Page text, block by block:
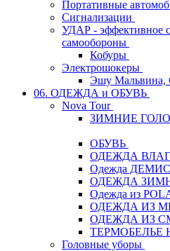
Портативные
Сигнализации
УДАР - эффективное
самообороны
Кобуры
Электрошокеры
Эшу Мальвина,
06. ОДЕЖДА и ОБУВЬ
Nova Tour
ЗИМНИЕ
ОБУВЬ
ОДЕЖДА
Одежда
ОДЕЖДА
Одежда из
ОДЕЖДА ИЗ
ОДЕЖДА ИЗ
ТЕРМОБЕЛЬЕ
Головные уборы